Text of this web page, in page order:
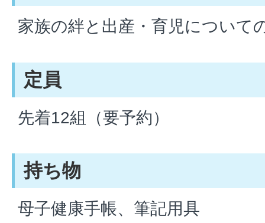
家族の絆と出産・育児について
定員
先着12組（要予約）
持ち物
母子健康手帳、筆記用具